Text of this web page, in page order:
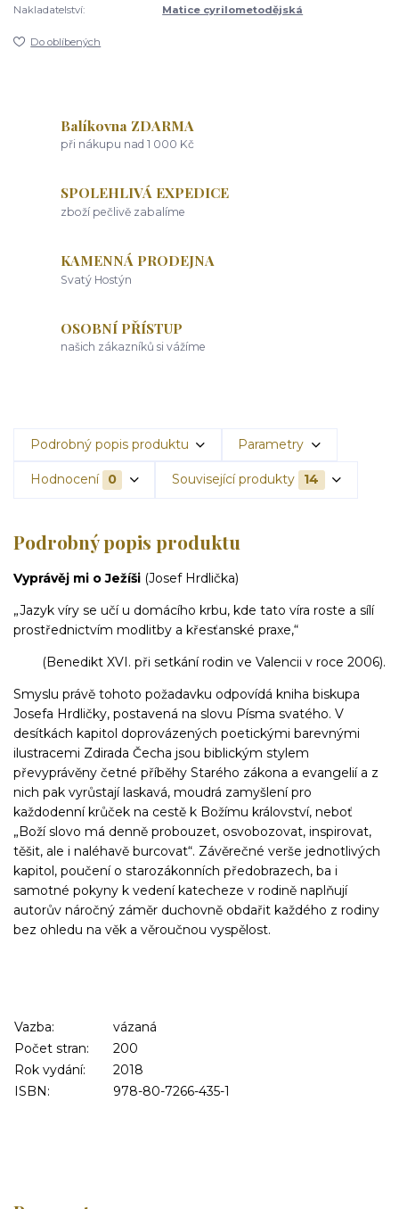
Nakladatelství:
Matice cyrilometodějská
Do oblíbených
Balíkovna ZDARMA
při nákupu nad 1 000 Kč
SPOLEHLIVÁ EXPEDICE
zboží pečlivě zabalíme
KAMENNÁ PRODEJNA
Svatý Hostýn
OSOBNÍ PŘÍSTUP
našich zákazníků si vážíme
Podrobný popis produktu Parametry
Hodnocení 0 Související produkty 14
Podrobný popis produktu
Vyprávěj mi o Ježíši (Josef Hrdlička)
„Jazyk víry se učí u domácího krbu, kde tato víra roste a sílí
prostřednictvím modlitby a křesťanské praxe,“
(Benedikt XVI. při setkání rodin ve Valencii v roce 2006).
Smyslu právě tohoto požadavku odpovídá kniha biskupa
Josefa Hrdličky, postavená na slovu Písma svatého. V
desítkách kapitol doprovázených poetickými barevnými
ilustracemi Zdirada Čecha jsou biblickým stylem
převyprávěny četné příběhy Starého zákona a evangelií a z
nich pak vyrůstají laskavá, moudrá zamyšlení pro
každodenní krůček na cestě k Božímu království, neboť
„Boží slovo má denně probouzet, osvobozovat, inspirovat,
těšit, ale i naléhavě burcovat“. Závěrečné verše jednotlivých
kapitol, poučení o starozákonních předobrazech, ba i
samotné pokyny k vedení katecheze v rodině naplňují
autorův náročný záměr duchovně obdařit každého z rodiny
bez ohledu na věk a věroučnou vyspělost.
Vazba:
vázaná
Počet stran:
200
Rok vydání:
2018
ISBN:
978-80-7266-435-1